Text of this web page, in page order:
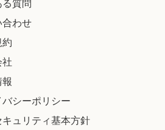
質問
わせ
シーポリシー
ュリティ基本方針